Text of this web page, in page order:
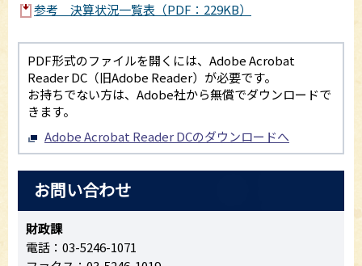
参考 決算状況一覧表（PDF：229KB）
PDF形式のファイルを開くには、Adobe Acrobat
Reader DC（旧Adobe Reader）が必要です。
お持ちでない方は、Adobe社から無償でダウンロードで
きます。
Adobe Acrobat Reader DCのダウンロードへ
お問い合わせ
財政課
電話：03-5246-1071